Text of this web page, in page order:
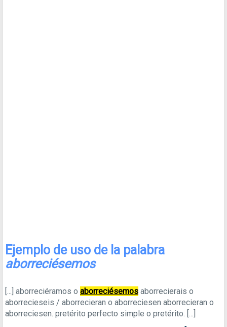
Ejemplo de uso de la palabra
aborreciésemos
[...] aborreciéramos o aborreciésemos aborrecierais o
aborrecieseis / aborrecieran o aborreciesen aborrecieran o
aborreciesen. pretérito perfecto simple o pretérito. [...]